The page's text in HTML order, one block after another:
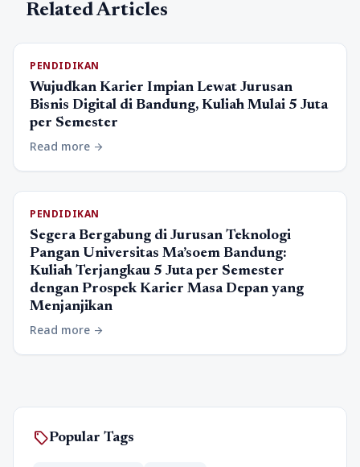
Related Articles
PENDIDIKAN
Wujudkan Karier Impian Lewat Jurusan
Bisnis Digital di Bandung, Kuliah Mulai 5 Juta
per Semester
Read more arrow_forward
PENDIDIKAN
Segera Bergabung di Jurusan Teknologi
Pangan Universitas Ma’soem Bandung:
Kuliah Terjangkau 5 Juta per Semester
dengan Prospek Karier Masa Depan yang
Menjanjikan
Read more arrow_forward
sellPopular Tags